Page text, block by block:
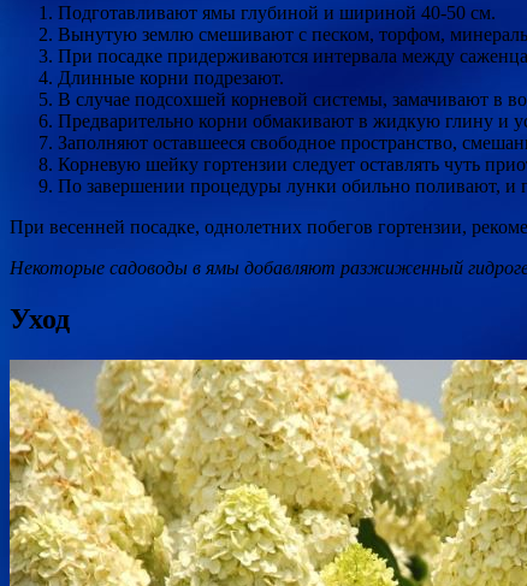
Подготавливают ямы глубиной и шириной 40-50 см.
Вынутую землю смешивают с песком, торфом,
При посадке придерживаются интервала между
Длинные корни подрезают.
В случае подсохшей корневой системы, замачивают в
Предварительно корни обмакивают в жидкую глину и
Заполняют оставшееся свободное пространство,
Корневую шейку гортензии следует оставлять чуть
По завершении процедуры лунки обильно поливают, и
При весенней посадке, однолетних побегов гортензии,
Некоторые садоводы в ямы добавляют разжиженный
Уход